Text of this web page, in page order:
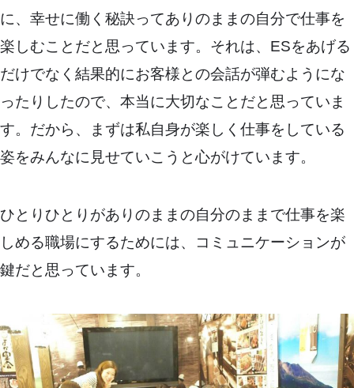
に、幸せに働く秘訣ってありのままの自分で仕事を
楽しむことだと思っています。それは、ESをあげる
だけでなく結果的にお客様との会話が弾むようにな
ったりしたので、本当に大切なことだと思っていま
す。だから、まずは私自身が楽しく仕事をしている
姿をみんなに見せていこうと心がけています。
ひとりひとりがありのままの自分のままで仕事を楽
しめる職場にするためには、コミュニケーションが
鍵だと思っています。